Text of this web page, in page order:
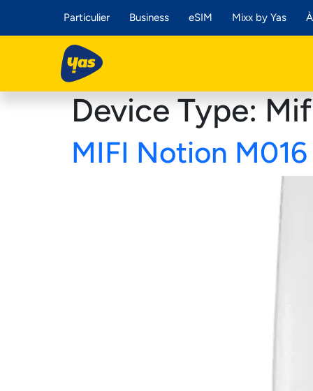
Particulier Business eSIM Mixx by Yas
Device Type:
MIFI Notion M016